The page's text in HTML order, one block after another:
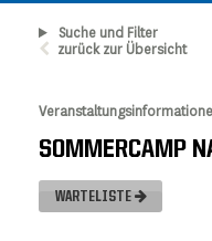
Suche und Filter
zurück zur Übersicht
SOMMERCAMP
WARTELISTE